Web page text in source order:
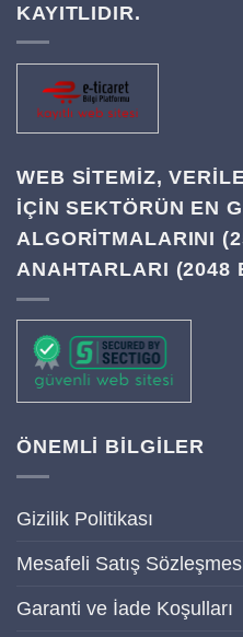
KAYITLIDIR.
WEB SITEMIZ,
IÇIN SEKTÖRÜN EN
ALGORITMALARINI
ANAHTARLARI (2048
ÖNEMLİ BİLGİLER
Gizilik Politikası
Mesafeli Satış
Garanti ve İade Koşulları